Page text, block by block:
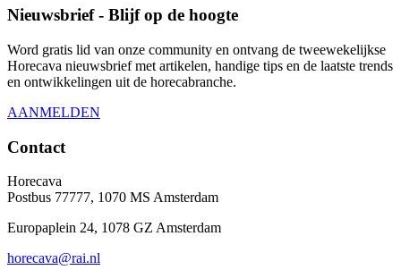
Nieuwsbrief - Blijf op de hoogte
Word gratis lid van onze community en ontvang de tweewekelijkse
Horecava nieuwsbrief met artikelen, handige tips en de laatste trends
en ontwikkelingen uit de horecabranche.
AANMELDEN
Contact
Horecava
Postbus 77777, 1070 MS Amsterdam
Europaplein 24, 1078 GZ Amsterdam
horecava@rai.nl